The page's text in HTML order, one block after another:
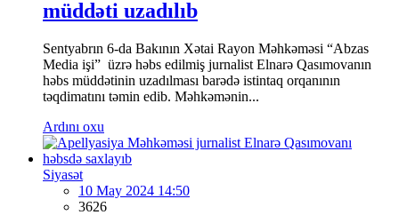
müddəti uzadılıb
Sentyabrın 6-da Bakının Xətai Rayon Məhkəməsi “Abzas
Media işi” üzrə həbs edilmiş jurnalist Elnarə Qasımovanın
həbs müddətinin uzadılması barədə istintaq orqanının
təqdimatını təmin edib. Məhkəmənin...
Ardını oxu
Siyasət
10 May 2024 14:50
3626